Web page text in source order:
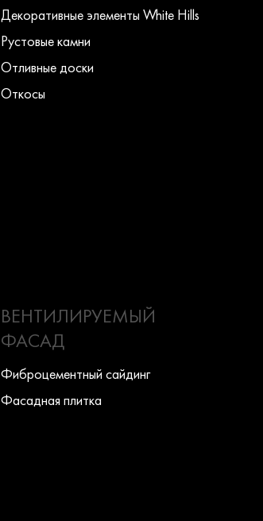
Декоративные элементы White Hills
Рустовые камни
Отливные доски
Откосы
ВЕНТИЛИРУЕМЫЙ
ФАСАД
Фиброцементный сайдинг
Фасадная плитка